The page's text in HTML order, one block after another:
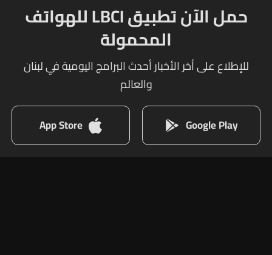
حمل الآن تطبيق LBCI للهواتف
المحمولة
للإطلاع على أخر الأخبار أحدث البرامج اليومية في لبنان
والعالم
Google Play
App Store